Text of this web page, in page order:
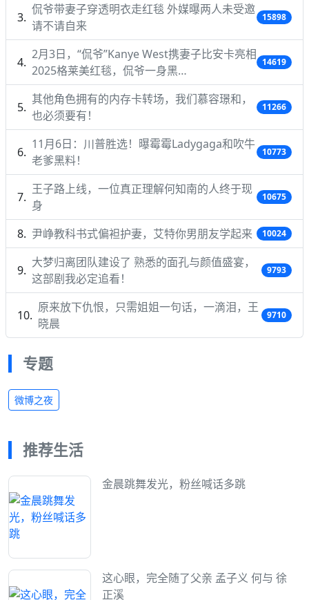
侃爷带妻子穿透明衣走红毯 外媒曝两人未受邀
请不请自来
15898
2月3日，“侃爷”Kanye West携妻子比安卡亮相
2025格莱美红毯，侃爷一身黑…
14619
其他角色拥有的内存卡转场，我们慕容璟和，
也必须要有！
11266
11月6日：川普胜选！曝霉霉Ladygaga和吹牛
老爹黑料！
10773
王子路上线，一位真正理解何知南的人终于现
身
10675
尹峥教科书式偏袒护妻，艾特你男朋友学起来 10024
大梦归离团队建设了 熟悉的面孔与颜值盛宴，
这部剧我必定追看！
9793
原来放下仇恨，只需姐姐一句话，一滴泪，王
晓晨
9710
专题
微博之夜
推荐生活
金晨跳舞发光，粉丝喊话多跳
这心眼，完全随了父亲 孟子义 何与 徐
正溪